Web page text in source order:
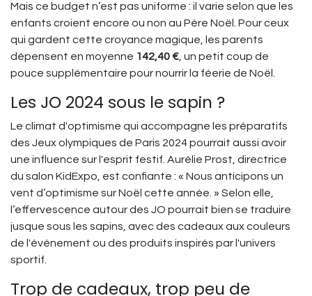
Mais ce budget n’est pas uniforme : il varie selon que les
enfants croient encore ou non au Père Noël. Pour ceux
qui gardent cette croyance magique, les parents
dépensent en moyenne 142,40 €, un petit coup de
pouce supplémentaire pour nourrir la féerie de Noël.
Les JO 2024 sous le sapin ?
Le climat d'optimisme qui accompagne les préparatifs
des Jeux olympiques de Paris 2024 pourrait aussi avoir
une influence sur l'esprit festif. Aurélie Prost, directrice
du salon KidExpo, est confiante : « Nous anticipons un
vent d’optimisme sur Noël cette année. » Selon elle,
l’effervescence autour des JO pourrait bien se traduire
jusque sous les sapins, avec des cadeaux aux couleurs
de l'événement ou des produits inspirés par l'univers
sportif.
Trop de cadeaux, trop peu de